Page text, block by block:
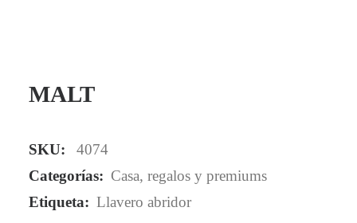
MALT
SKU:
4074
Categorías: Casa, regalos y premiums
Etiqueta: Llavero abridor